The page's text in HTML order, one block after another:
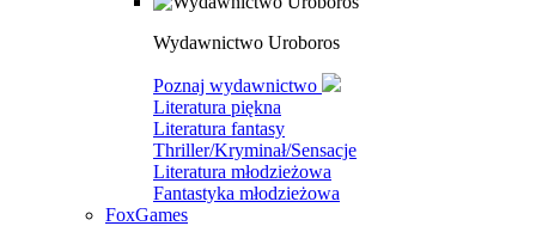
Wydawnictwo Uroboros
Poznaj wydawnictwo
Literatura piękna
Literatura fantasy
Thriller/Kryminał/Sensacje
Literatura młodzieżowa
Fantastyka młodzieżowa
FoxGames